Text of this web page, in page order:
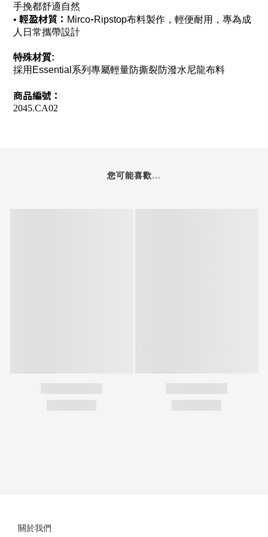
手挽都舒適自然
• 輕盈材質： Mirco-Ripstop布料製作，輕便耐用，專為成
人日常攜帶設計
特殊材質:
採用Essential系列專屬輕量防撕裂防潑水尼龍布料
商品編號：
2045.CA02
您可能喜歡...
關於我們